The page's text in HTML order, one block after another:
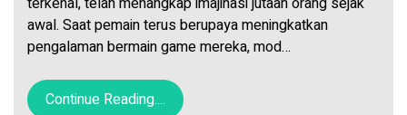
awal. Saat pemain terus berupaya meningkatkan
pengalaman bermain game mereka, mod…
Continue Reading....